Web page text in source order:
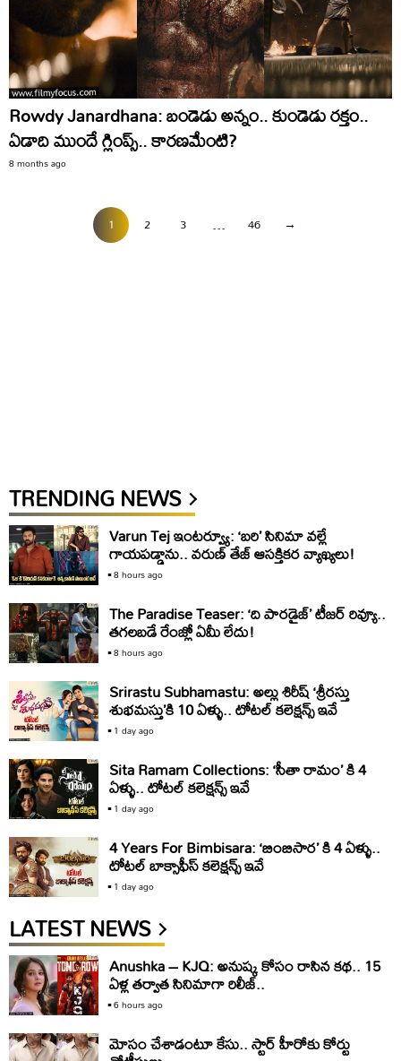
Rowdy Janardhana: బండెడు అన్నం.. కుండెడు రక్తం..
ఏడాది ముందే గ్లింప్స్‌.. కారణమేంటి?
8 months ago
1 2 3 … 46 →
TRENDING NEWS
Varun Tej ఇంటర్వ్యూ: ‘బరి’ సినిమా వల్లే
గాయపడ్డాను.. వరుణ్ తేజ్ ఆసక్తికర వ్యాఖ్యలు!
8 hours ago
The Paradise Teaser: ‘ది పారడైజ్’ టీజర్ రివ్యూ..
తగలబడే రేంజ్లో ఏమీ లేదు!
8 hours ago
Srirastu Subhamastu: అల్లు శిరీష్ ‘శ్రీరస్తు
శుభమస్తు’కి 10 ఏళ్ళు.. టోటల్ కలెక్షన్స్ ఇవే
1 day ago
Sita Ramam Collections: ‘సీతా రామం’ కి 4
ఏళ్ళు.. టోటల్ కలెక్షన్స్ ఇవే
1 day ago
4 Years For Bimbisara: ‘బింబిసార’ కి 4 ఏళ్ళు..
టోటల్ బాక్సాఫీస్ కలెక్షన్స్ ఇవే
1 day ago
LATEST NEWS
Anushka – KJQ: అనుష్క కోసం రాసిన కథ.. 15
ఏళ్ల తర్వాత సినిమాగా రిలీజ్‌..
6 hours ago
మోసం చేశాడంటూ కేసు.. స్టార్‌ హీరోకు కోర్టు